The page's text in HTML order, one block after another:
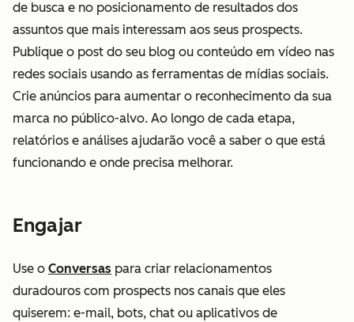
de busca e no posicionamento de resultados dos
assuntos que mais interessam aos seus prospects.
Publique o post do seu blog ou conteúdo em vídeo nas
redes sociais usando as ferramentas de mídias sociais.
Crie anúncios para aumentar o reconhecimento da sua
marca no público-alvo. Ao longo de cada etapa,
relatórios e análises ajudarão você a saber o que está
funcionando e onde precisa melhorar.
Engajar
Use o Conversas para criar relacionamentos
duradouros com prospects nos canais que eles
quiserem: e-mail, bots, chat ou aplicativos de